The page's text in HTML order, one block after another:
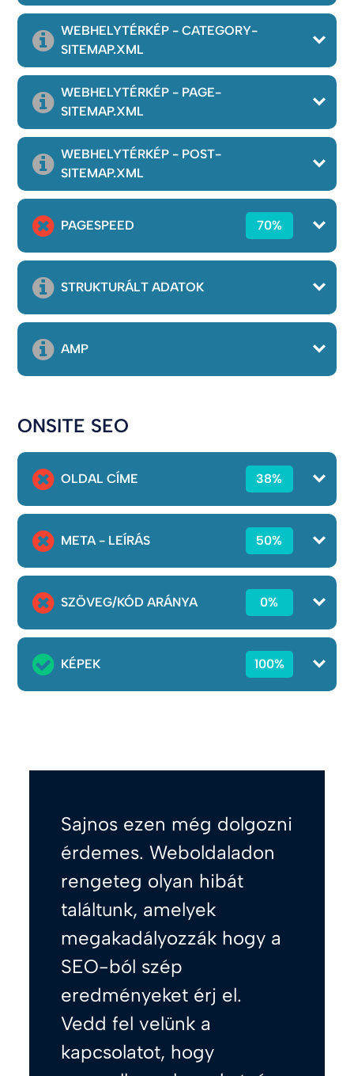
WEBHELYTÉRKÉP - CATEGORY-
SITEMAP.XML
WEBHELYTÉRKÉP - PAGE-
SITEMAP.XML
WEBHELYTÉRKÉP - POST-
SITEMAP.XML
PAGESPEED 70%
STRUKTURÁLT ADATOK
AMP
ONSITE SEO
OLDAL CÍME 38%
META - LEÍRÁS 50%
SZÖVEG/KÓD ARÁNYA 0%
KÉPEK 100%
Sajnos ezen még dolgozni
érdemes. Weboldaladon
rengeteg olyan hibát
találtunk, amelyek
megakadályozzák hogy a
SEO-ból szép
eredményeket érj el.
Vedd fel velünk a
kapcsolatot, hogy